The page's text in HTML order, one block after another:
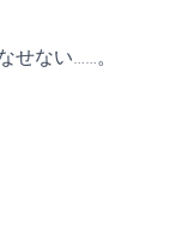
せない……。